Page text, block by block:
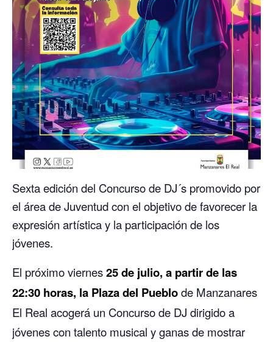
Sexta edición del Concurso de DJ´s promovido por
el área de Juventud con el objetivo de favorecer la
expresión artística y la participación de los
jóvenes.
El próximo viernes25 de julio, a partir de las
22:30 horas, la Plaza del Pueblode Manzanares
El Real acogerá un Concurso de DJ dirigido a
jóvenes con talento musical y ganas de mostrar